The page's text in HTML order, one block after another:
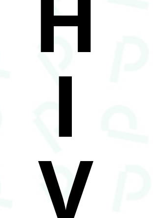
I
V